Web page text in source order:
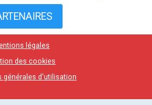
légales
des cookies
générales d'utilisation